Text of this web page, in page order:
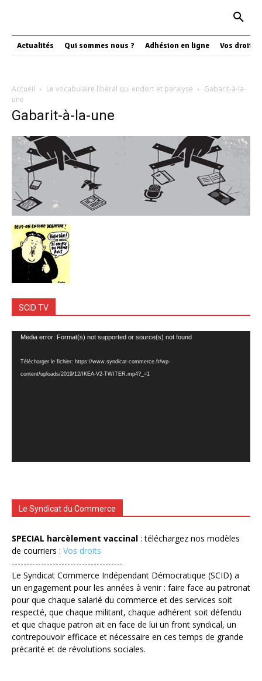
Actualités Qui sommes nous ? Adhésion en ligne Vos droits
Accueil Le vocabulaire libéral qui endort et paralyse
Gabarit-à-la-
une
Gabarit-à-la-une
SCID TV
Lecteur
Media error: Format(s) not supported or source(s) not found
Télécharger le fichier: https://www.syndicat-commerce.fr/wp-
content/uploads/2019/12/IKEA-V2-TWITER.mp4?_=1
Le Syndicat du Commerce
SPECIAL harcèlement vaccinal : téléchargez nos modèles
de courriers : Vos droits
--------------------------------------
Le Syndicat Commerce Indépendant Démocratique (SCID) a
un engagement pour les années à venir : faire face au patronat
pour que chaque salarié du commerce et des services soit
respecté, que chaque militant, chaque adhérent soit défendu
et que chaque patron ait en face de lui un front syndical, un
contrepouvoir efficace et nécessaire en ces temps de grande
précarité et de révolutions sociales.